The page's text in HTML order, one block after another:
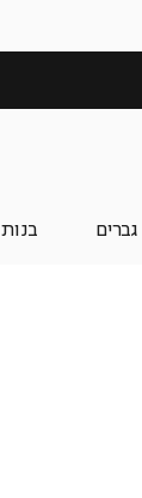
גברים בנות